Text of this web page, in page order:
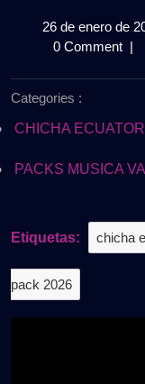
26 de enero de
0 Comment |
Categories :
CHICHA
PACKS MUSICA
Etiquetas: chicha
pack 2026